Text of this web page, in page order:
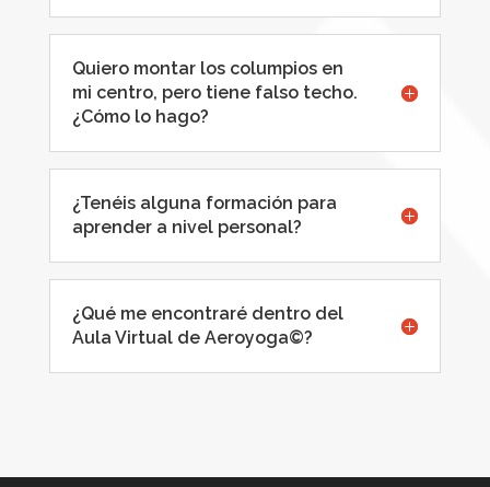
Quiero montar los columpios en
mi centro, pero tiene falso techo.
¿Cómo lo hago?
¿Tenéis alguna formación para
aprender a nivel personal?
¿Qué me encontraré dentro del
Aula Virtual de Aeroyoga©?